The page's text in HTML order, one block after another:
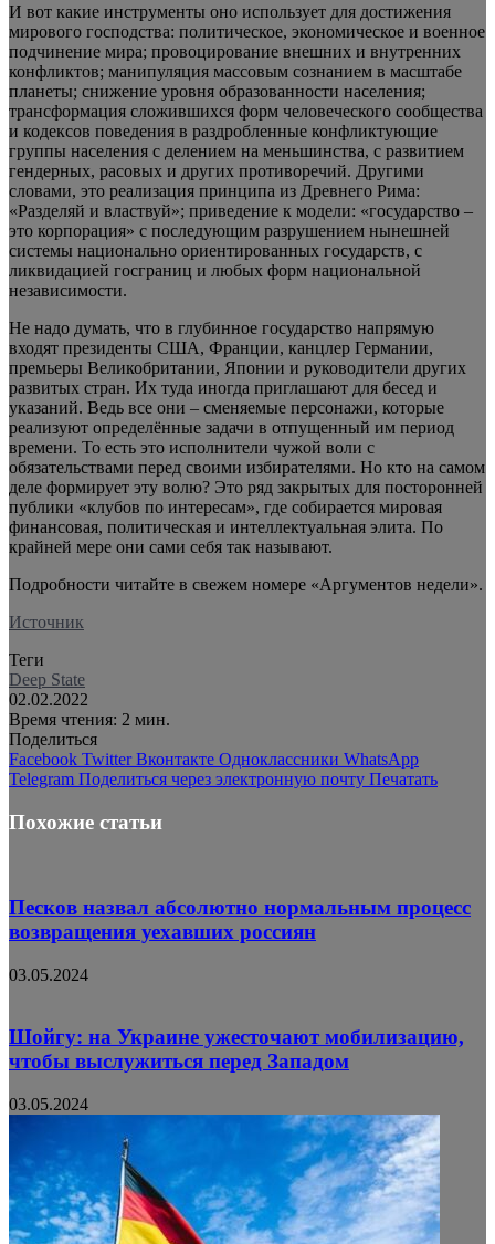
И вот какие инструменты оно использует для достижения
мирового господства: политическое, экономическое и военное
подчинение мира; провоцирование внешних и внутренних
конфликтов; манипуляция массовым сознанием в масштабе
планеты; снижение уровня образованности населения;
трансформация сложившихся форм человеческого сообщества
и кодексов поведения в раздробленные конфликтующие
группы населения с делением на меньшинства, с развитием
гендерных, расовых и других противоречий. Другими
словами, это реализация принципа из Древнего Рима:
«Разделяй и властвуй»; приведение к модели: «государство –
это корпорация» с последующим разрушением нынешней
системы национально ориентированных государств, с
ликвидацией госграниц и любых форм национальной
независимости.
Не надо думать, что в глубинное государство напрямую
входят президенты США, Франции, канцлер Германии,
премьеры Великобритании, Японии и руководители других
развитых стран. Их туда иногда приглашают для бесед и
указаний. Ведь все они – сменяемые персонажи, которые
реализуют определённые задачи в отпущенный им период
времени. То есть это исполнители чужой воли с
обязательствами перед своими избирателями. Но кто на самом
деле формирует эту волю? Это ряд закрытых для посторонней
публики «клубов по интересам», где собирается мировая
финансовая, политическая и интеллектуальная элита. По
крайней мере они сами себя так называют.
Подробности читайте в свежем номере «Аргументов недели».
Источник
Теги
Deep State
02.02.2022
Время чтения: 2 мин.
Поделиться
Facebook Twitter Вконтакте Одноклассники WhatsApp
Telegram Поделиться через электронную почту Печатать
Похожие статьи
Песков назвал абсолютно нормальным процесс
возвращения уехавших россиян
03.05.2024
Шойгу: на Украине ужесточают мобилизацию,
чтобы выслужиться перед Западом
03.05.2024